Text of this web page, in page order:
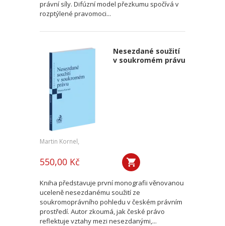
právní síly. Difúzní model přezkumu spočívá v
rozptýlené pravomoci...
Nesezdané soužití
v soukromém právu
Martin Kornel,
550,00 Kč
Kniha představuje první monografii věnovanou
uceleně nesezdanému soužití ze
soukromoprávního pohledu v českém právním
prostředí. Autor zkoumá, jak české právo
reflektuje vztahy mezi nesezdanými,...